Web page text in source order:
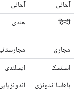
آلمانی آلمانی
हिन्दी هندی
مجاری مجارستانی
اسلنسکا ایسلندی
باهاسا اندونزی اندونزیایی